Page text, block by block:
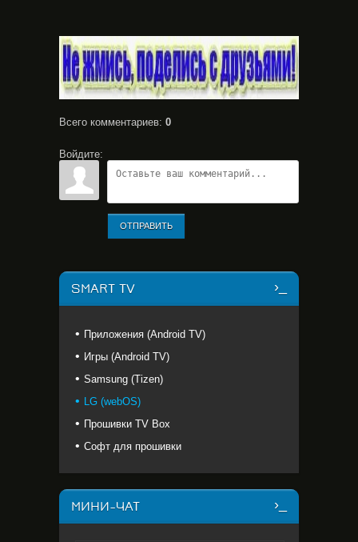
Всего комментариев: 0
Войдите:
ОТПРАВИТЬ
SMART TV
Приложения (Android TV)
Игры (Android TV)
Samsung (Tizen)
LG (webOS)
Прошивки TV Box
Софт для прошивки
МИНИ-ЧАТ